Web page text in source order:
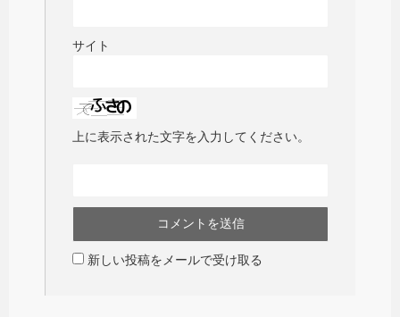
サイト
上に表示された文字を入力してください。
新しい投稿をメールで受け取る